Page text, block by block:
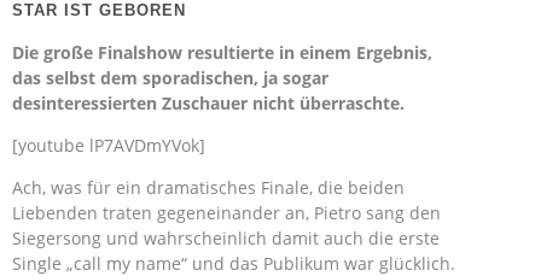
STAR IST GEBOREN
Die große Finalshow resultierte in einem Ergebnis,
das selbst dem sporadischen, ja sogar
desinteressierten Zuschauer nicht überraschte.
[youtube lP7AVDmYVok]
Ach, was für ein dramatisches Finale, die beiden
Liebenden traten gegeneinander an, Pietro sang den
Siegersong und wahrscheinlich damit auch die erste
Single „call my name“ und das Publikum war glücklich.